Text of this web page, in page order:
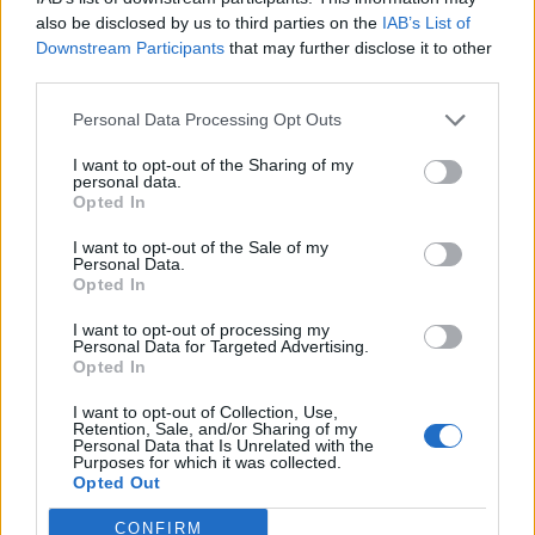
also be disclosed by us to third parties on the IAB’s List of
Downstream Participants that may further disclose it to other
Personal Data Processing Opt Outs
I want to opt-out of the Sharing of my
personal data.
Opted In
I want to opt-out of the Sale of my
Personal Data.
Opted In
I want to opt-out of processing my
Personal Data for Targeted Advertising.
Opted In
I want to opt-out of Collection, Use,
Retention, Sale, and/or Sharing of my
Personal Data that Is Unrelated with the
Purposes for which it was collected.
Opted Out
CONFIRM
Colheita de sangue regressa ao
de agosto
DESTAQUES